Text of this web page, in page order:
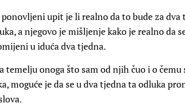
ponovljeni upit je li realno da to bude za
a njegovo je mišljenje kako je realno da
u iduća dva tjedna.
temelju onoga što sam od njih čuo i o
moguće je da se u dva tjedna ta odluka